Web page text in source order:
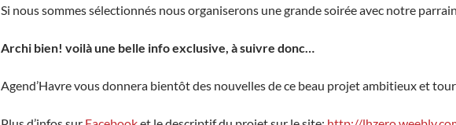
Si nous sommes sélectionnés nous organiserons une grande soirée avec notre
Archi bien! voilà une belle info exclusive, à suivre donc…
Agend’Havre vous donnera bientôt des nouvelles de ce beau projet ambitieux et